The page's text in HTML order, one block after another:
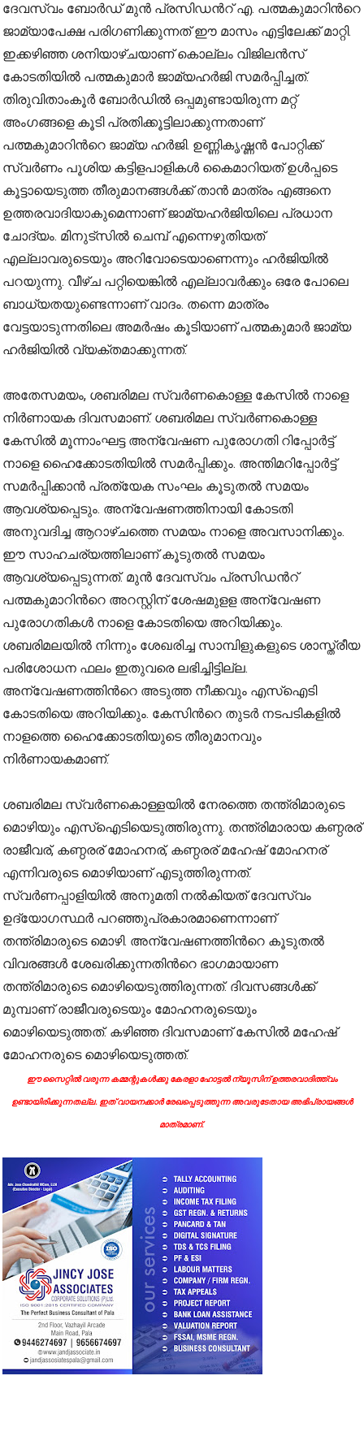
ദേവസ്വം ബോർഡ് മുൻ പ്രസിഡന്‍റ് എ. പത്മകുമാറി‍ന്‍റെ
ജാമ്യാപേക്ഷ പരിഗണിക്കുന്നത് ഈ മാസം എട്ടിലേക്ക് മാറ്റി.
ഇക്കഴിഞ്ഞ ശനിയാഴ്ചയാണ് കൊല്ലം വിജിലൻസ്
കോടതിയിൽ പത്മകുമാര്‍ ജാമ്യഹർജി സമർപ്പിച്ചത്.
തിരുവിതാംകൂര്‍ ബോർഡിൽ ഒപ്പമുണ്ടായിരുന്ന മറ്റ്
അംഗങ്ങളെ കൂടി പ്രതിക്കൂട്ടിലാക്കുന്നതാണ്
പത്മകുമാറിന്‍റെ ജാമ്യ ഹർജി. ഉണ്ണികൃഷ്ണൻ പോറ്റിക്ക്
സ്വർണം പൂശിയ കട്ടിളപാളികൾ കൈമാറിയത് ഉൾപ്പടെ
കൂട്ടായെടുത്ത തീരുമാനങ്ങൾക്ക് താൻ മാത്രം എങ്ങനെ
ഉത്തരവാദിയാകുമെന്നാണ് ജാമ്യഹർജിയിലെ പ്രധാന
ചോദ്യം. മിനുട്സിൽ ചെമ്പ് എന്നെഴുതിയത്
എല്ലാവരുടെയും അറിവോടെയാണെന്നും ഹർജിയിൽ
പറയുന്നു. വീഴ്ച പറ്റിയെങ്കിൽ എല്ലാവർക്കും ഒരേ പോലെ
ബാധ്യതയുണ്ടെന്നാണ് വാദം. തന്നെ മാത്രം
വേട്ടയാടുന്നതിലെ അമർഷം കൂടിയാണ് പത്മകുമാർ ജാമ്യ
ഹർജിയിൽ വ്യക്തമാക്കുന്നത്.
അതേസമയം, ശബരിമല സ്വര്‍ണകൊള്ള കേസിൽ നാളെ
നിര്‍ണായക ദിവസമാണ്. ശബരിമല സ്വർണകൊള്ള
കേസിൽ മൂന്നാംഘട്ട അന്വേഷണ പുരോഗതി റിപ്പോർട്ട്
നാളെ ഹൈക്കോടതിയിൽ സമർപ്പിക്കും. അന്തിമറിപ്പോർട്ട്
സമർപ്പിക്കാൻ പ്രത്യേക സംഘം കൂടുതൽ സമയം
ആവശ്യപ്പെടും. അന്വേഷണത്തിനായി കോടതി
അനുവദിച്ച ആറാഴ്ചത്തെ സമയം നാളെ അവസാനിക്കും.
ഈ സാഹചര്യത്തിലാണ് കൂടുതൽ സമയം
ആവശ്യപ്പെടുന്നത്. മുൻ ദേവസ്വം പ്രസിഡൻറ്
പത്മകുമാറിന്‍റെ അറസ്റ്റിന് ശേഷമുളള അന്വേഷണ
പുരോഗതികള്‍ നാളെ കോടതിയെ അറിയിക്കും.
ശബരിമലയിൽ നിന്നും ശേഖരിച്ച സാമ്പിളുകളുടെ ശാസ്ത്രീയ
പരിശോധന ഫലം ഇതുവരെ ലഭിച്ചിട്ടില്ല.
അന്വേഷണത്തിന്‍റെ അടുത്ത നീക്കവും എസ്ഐടി
കോടതിയെ അറിയിക്കും. കേസിന്‍റെ തുടര്‍ നടപടികളിൽ
നാളത്തെ ഹൈക്കോടതിയുടെ തീരുമാനവും
നിര്‍ണായകമാണ്.
ശബരിമല സ്വര്‍ണകൊള്ളയിൽ നേരത്തെ തന്ത്രിമാരുടെ
മൊഴിയും എസ്ഐടിയെടുത്തിരുന്നു. തന്ത്രിമാരായ കണ്ഠരര്
രാജീവര്, കണ്ഠരര് മോഹനര്, കണ്ഠരര് മഹേഷ് മോഹനര്
എന്നിവരുടെ മൊഴിയാണ് എടുത്തിരുന്നത്.
സ്വര്‍ണപ്പാളിയിൽ അനുമതി നൽകിയത് ദേവസ്വം
ഉദ്യോഗസ്ഥര്‍ പറഞ്ഞുപ്രകാരമാണെന്നാണ്
തന്ത്രിമാരുടെ മൊഴി. അന്വേഷണത്തിന്‍റെ കൂടുതൽ
വിവരങ്ങള്‍ ശേഖരിക്കുന്നതിന്‍റെ ഭാഗമായാണ
തന്ത്രിമാരുടെ മൊഴിയെടുത്തിരുന്നത്. ദിവസങ്ങള്‍ക്ക്
മുമ്പാണ് രാജീവരുടെയും മോഹനരുടെയും
മൊഴിയെടുത്തത്. കഴിഞ്ഞ ദിവസമാണ് കേസിൽ മഹേഷ്
മോഹനരുടെ മൊഴിയെടുത്തത്.
ഈ സൈറ്റിൽ വരുന്ന കമ്മന്റുകൾക്കു കേരളാ ഹോട്ടൽ ന്യൂസിന് ഉത്തരവാദിത്ത്വം
ഉണ്ടായിരിക്കുന്നതല്ല. ഇത് വായനക്കാർ രേഖപ്പെടുത്തുന്ന അവരുടേതായ അഭിപ്രായങ്ങൾ
മാത്രമാണ്.